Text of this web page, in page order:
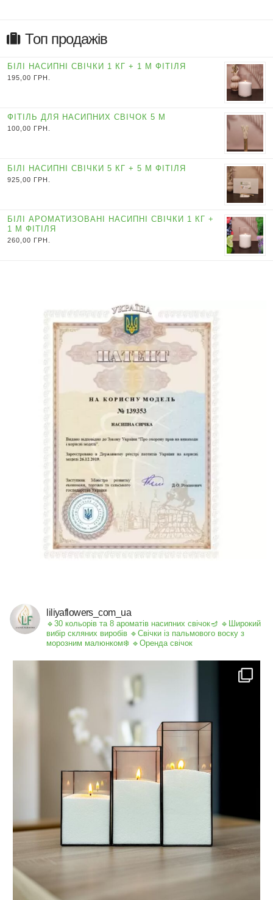
Топ продажів
БІЛІ НАСИПНІ СВІЧКИ 1 КГ + 1 М ФІТІЛЯ
195,00 ГРН.
ФІТІЛЬ ДЛЯ НАСИПНИХ СВІЧОК 5 М
100,00 ГРН.
БІЛІ НАСИПНІ СВІЧКИ 5 КГ + 5 М ФІТІЛЯ
925,00 ГРН.
БІЛІ АРОМАТИЗОВАНІ НАСИПНІ СВІЧКИ 1 КГ +
1 М ФІТІЛЯ
260,00 ГРН.
liliyaflowers_com_ua
🔹30 кольорів та 8 ароматів насипних свічок🪔 🔹Широкий
вибір скляних виробів 🔹Свічки із пальмового воску з
морозним малюнком❄️ 🔹Оренда свічок